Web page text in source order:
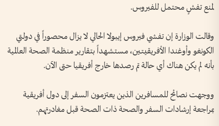
لمنع تفشٍ محتمل للفيروس.
وقالت الوزارة إن تفشي فيروس إيبولا الحالي لا يزال محصوراً في دولتي
الكونغو وأوغندا الأفريقيتين، مستشهداً بتقارير منظمة الصحة العالمية
بأنه لم يكن هناك أي حالة تم رصدها خارج أفريقيا حتى الآن.
ووجهت نصائح للمسافرين الذين يعتزمون السفر إلى دول أفريقية
بمراجعة إرشادات السفر والصحة ذات الصحة قبل مغادرتهم.